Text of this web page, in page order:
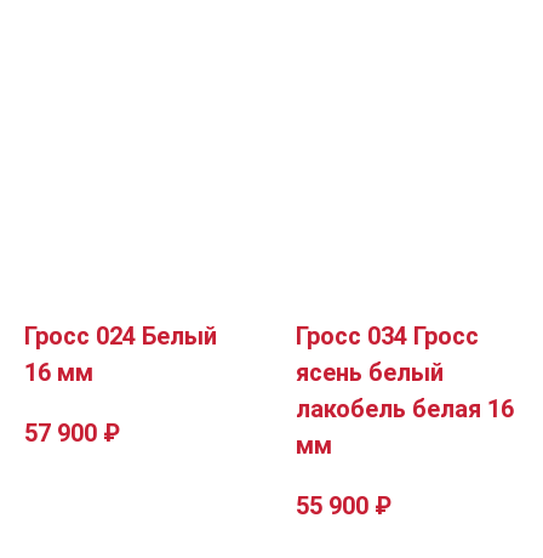
Гросс 024 Белый
16 мм
57 900 ₽
Гросс 034 Гросс
ясень белый
лакобель белая 16
мм
55 900 ₽